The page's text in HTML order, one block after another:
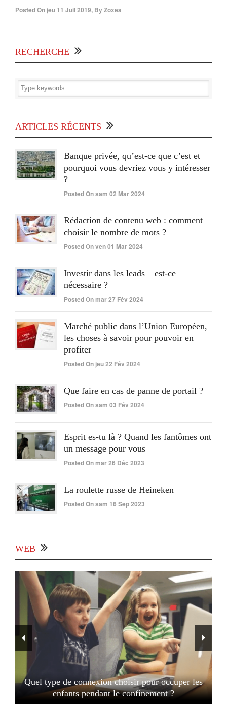
Posted On jeu 11 Juil 2019, ByZoxea
RECHERCHE
ARTICLES RÉCENTS
Banque privée, qu’est-ce que c’est et
pourquoi vous devriez vous y intéresser
?
Posted On sam 02 Mar 2024
Rédaction de contenu web : comment
choisir le nombre de mots ?
Posted On ven 01 Mar 2024
Investir dans les leads – est-ce
nécessaire ?
Posted On mar 27 Fév 2024
Marché public dans l’Union Européen,
les choses à savoir pour pouvoir en
profiter
Posted On jeu 22 Fév 2024
Que faire en cas de panne de portail ?
Posted On sam 03 Fév 2024
Esprit es-tu là ? Quand les fantômes ont
un message pour vous
Posted On mar 26 Déc 2023
La roulette russe de Heineken
Posted On sam 16 Sep 2023
WEB
Quel type de connexion choisir pour occuper les
enfants pendant le confinement ?